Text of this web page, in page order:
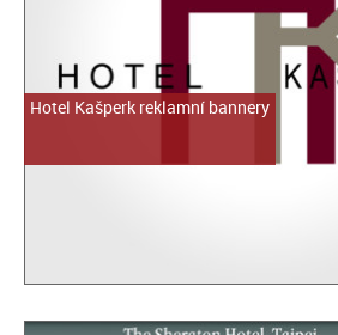
Hotel Kašperk reklamní bannery